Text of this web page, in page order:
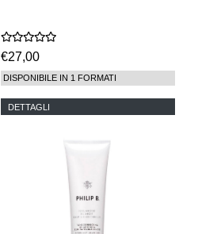
€27,00
DISPONIBILE IN 1 FORMATI
DETTAGLI